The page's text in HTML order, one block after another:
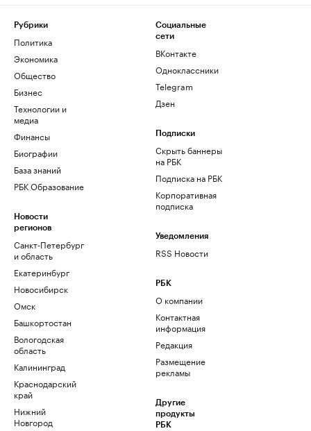
Рубрики
Политика
Экономика
Общество
Бизнес
Технологии и
медиа
Финансы
Биографии
База знаний
РБК Образование
Новости
регионов
Санкт-Петербург
и область
Екатеринбург
Новосибирск
Омск
Башкортостан
Вологодская
область
Калининград
Краснодарский
край
Нижний
Новгород
Социальные
сети
ВКонтакте
Одноклассники
Telegram
Дзен
Подписки
Скрыть баннеры
на РБК
Подписка на РБК
Корпоративная
подписка
Уведомления
RSS Новости
РБК
О компании
Контактная
информация
Редакция
Размещение
рекламы
Другие
продукты
РБК